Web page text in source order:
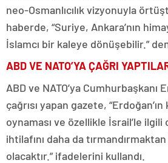
neo-Osmanlıcılık vizyonuyla
haberde, “Suriye, Ankara’nın
İslamcı bir kaleye dönüşebilir.”
ABD VE NATO’YA ÇAĞRI
ABD ve NATO’ya Cumhurbaşkanı
çağrısı yapan gazete,
oynaması ve özellikle İsrail’le
ihtilafını daha da
olacaktır.” ifadelerini kullandı.